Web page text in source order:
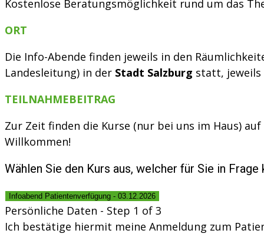
Kostenlose Beratungsmöglichkeit rund um das
ORT
Die Info-Abende finden jeweils in den
Landesleitung) in der Stadt Salzburg statt, jeweils
TEILNAHMEBEITRAG
Zur Zeit finden die Kurse (nur bei uns im Haus)
Willkommen!
Wählen Sie den Kurs aus, welcher für Sie in Frage
Infoabend Patientenverfügung - 03.12.2026
Persönliche Daten - Step 1 of 3
Ich bestätige hiermit meine Anmeldung zum